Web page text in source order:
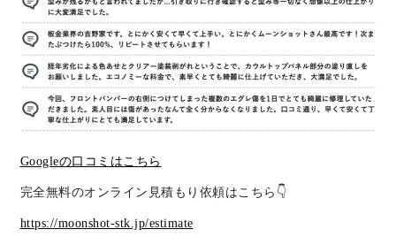
Googleの口コミはこちら
完全無料のオンライン見積もり依頼はこちら👇
https://moonshot-stk.jp/estimate